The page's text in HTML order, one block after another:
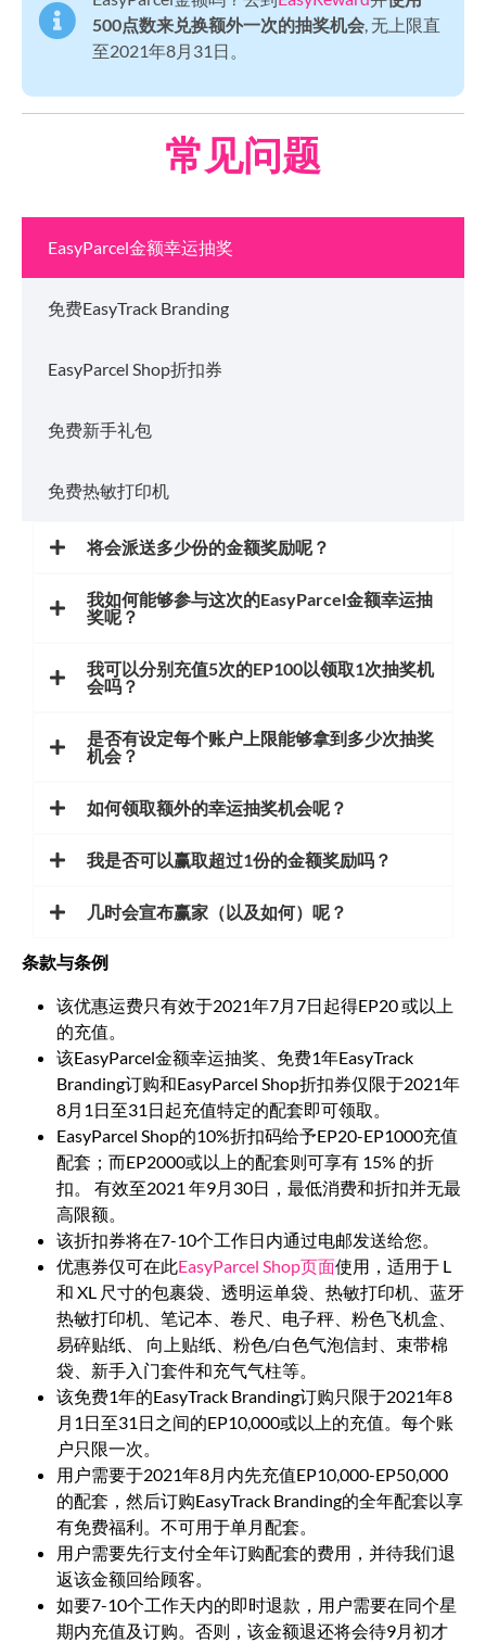
500点数来兑换额外一次的抽奖机会, 无上限直
至2021年8月31日。
常见问题
EasyParcel金额幸运抽奖
免费EasyTrack Branding
EasyParcel Shop折扣券
免费新手礼包
免费热敏打印机
将会派送多少份的金额奖励呢？
我如何能够参与这次的EasyParcel金额幸运抽
奖呢？
我可以分别充值5次的EP100以领取1次抽奖机
会吗？
是否有设定每个账户上限能够拿到多少次抽奖
机会？
如何领取额外的幸运抽奖机会呢？
我是否可以赢取超过1份的金额奖励吗？
几时会宣布赢家（以及如何）呢？
条款与条例
该优惠运费只有效于2021年7月7日起得EP20 或以上
的充值。
该EasyParcel金额幸运抽奖、免费1年EasyTrack
Branding订购和EasyParcel Shop折扣券仅限于2021年
8月1日至31日起充值特定的配套即可领取。
EasyParcel Shop的10%折扣码给予EP20-EP1000充值
配套；而EP2000或以上的配套则可享有 15% 的折
扣。 有效至2021 年9月30日，最低消费和折扣并无最
高限额。
该折扣券将在7-10个工作日内通过电邮发送给您。
优惠券仅可在此EasyParcel Shop页面使用，适用于 L
和 XL 尺寸的包裹袋、透明运单袋、热敏打印机、蓝牙
热敏打印机、笔记本、卷尺、电子秤、粉色飞机盒、
易碎贴纸、 向上贴纸、粉色/白色气泡信封、束带棉
袋、新手入门套件和充气气柱等。
该免费1年的EasyTrack Branding订购只限于2021年8
月1日至31日之间的EP10,000或以上的充值。每个账
户只限一次。
用户需要于2021年8月内先充值EP10,000-EP50,000
的配套，然后订购EasyTrack Branding的全年配套以享
有免费福利。不可用于单月配套。
用户需要先行支付全年订购配套的费用，并待我们退
返该金额回给顾客。
如要7-10个工作天内的即时退款，用户需要在同个星
期内充值及订购。否则，该金额退还将会待9月初才